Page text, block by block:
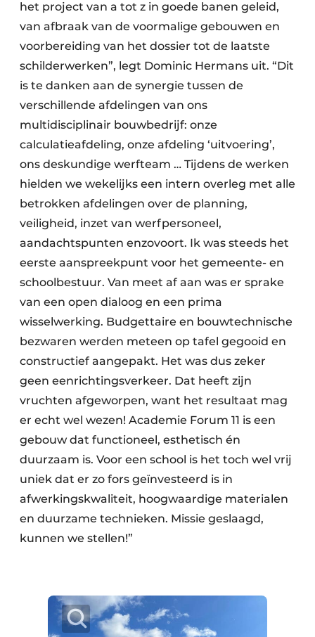
het project van a tot z in goede banen geleid,
van afbraak van de voormalige gebouwen en
voorbereiding van het dossier tot de laatste
schilderwerken”, legt Dominic Hermans uit. “Dit
is te danken aan de synergie tussen de
verschillende afdelingen van ons
multidisciplinair bouwbedrijf: onze
calculatieafdeling, onze afdeling ‘uitvoering’,
ons deskundige werfteam … Tijdens de werken
hielden we wekelijks een intern overleg met alle
betrokken afdelingen over de planning,
veiligheid, inzet van werfpersoneel,
aandachtspunten enzovoort. Ik was steeds het
eerste aanspreekpunt voor het gemeente- en
schoolbestuur. Van meet af aan was er sprake
van een open dialoog en een prima
wisselwerking. Budgettaire en bouwtechnische
bezwaren werden meteen op tafel gegooid en
constructief aangepakt. Het was dus zeker
geen eenrichtingsverkeer. Dat heeft zijn
vruchten afgeworpen, want het resultaat mag
er echt wel wezen! Academie Forum 11 is een
gebouw dat functioneel, esthetisch én
duurzaam is. Voor een school is het toch wel vrij
uniek dat er zo fors geïnvesteerd is in
afwerkingskwaliteit, hoogwaardige materialen
en duurzame technieken. Missie geslaagd,
kunnen we stellen!”